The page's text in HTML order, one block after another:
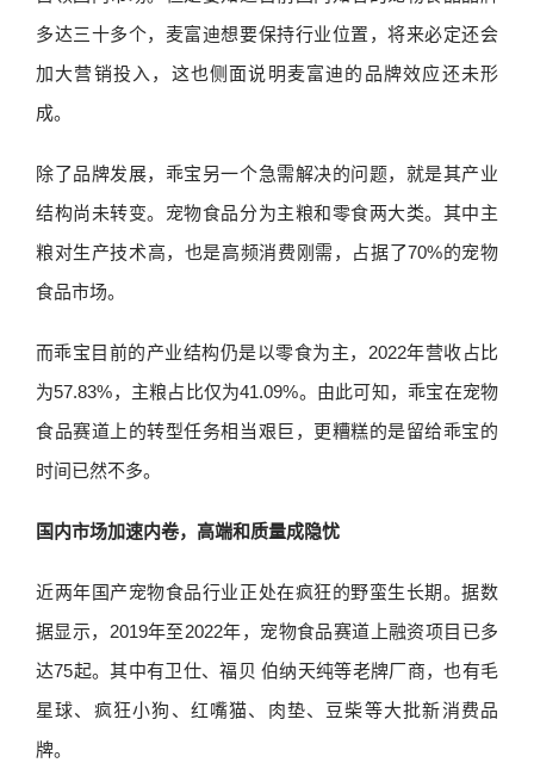
多达三十多个，麦富迪想要保持行业位置，将来必定还会
加大营销投入，这也侧面说明麦富迪的品牌效应还未形
成。
除了品牌发展，乖宝另一个急需解决的问题，就是其产业
结构尚未转变。宠物食品分为主粮和零食两大类。其中主
粮对生产技术高，也是高频消费刚需，占据了70%的宠物
食品市场。
而乖宝目前的产业结构仍是以零食为主，2022年营收占比
为57.83%，主粮占比仅为41.09%。由此可知，乖宝在宠物
食品赛道上的转型任务相当艰巨，更糟糕的是留给乖宝的
时间已然不多。
国内市场加速内卷，高端和质量成隐忧
近两年国产宠物食品行业正处在疯狂的野蛮生长期。据数
据显示，2019年至2022年，宠物食品赛道上融资项目已多
达75起。其中有卫仕、福贝 伯纳天纯等老牌厂商，也有毛
星球、疯狂小狗、红嘴猫、肉垫、豆柴等大批新消费品
牌。